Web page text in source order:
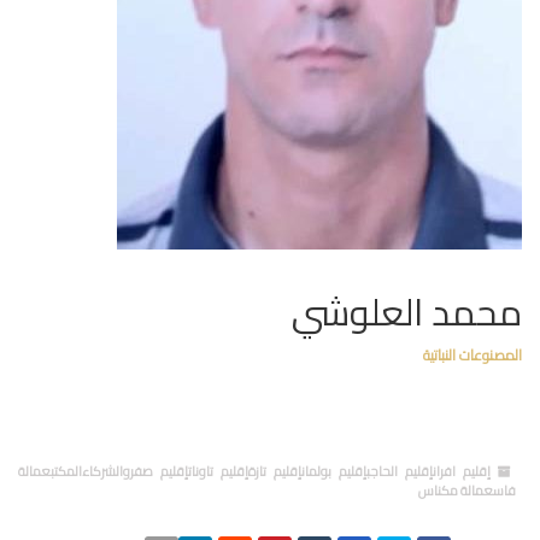
محمد العلوشي
المصنوعات النباتية
إقليم افرانإقليم الحاجبإقليم بولمانإقليم تازةإقليم تاوناتإقليم صفروالشركاءالمكتبعمالة
فاسعمالة مكناس